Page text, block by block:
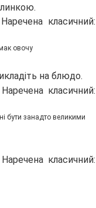
овочу
на блюдо.
бути занадто великими